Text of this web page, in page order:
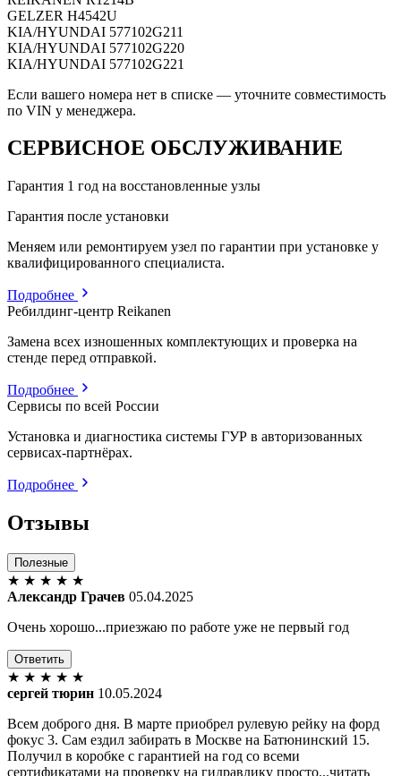
GELZER H4542U
KIA/HYUNDAI 577102G211
KIA/HYUNDAI 577102G220
KIA/HYUNDAI 577102G221
Если вашего номера нет в списке — уточните совместимость
по VIN у менеджера.
СЕРВИСНОЕ ОБСЛУЖИВАНИЕ
Гарантия 1 год на восстановленные узлы
Гарантия после установки
Меняем или ремонтируем узел по гарантии при установке у
квалифицированного специалиста.
Подробнее
Ребилдинг-центр Reikanen
Замена всех изношенных комплектующих и проверка на
стенде перед отправкой.
Подробнее
Сервисы по всей России
Установка и диагностика системы ГУР в авторизованных
сервисах-партнёрах.
Подробнее
Отзывы
Полезные
★ ★ ★ ★ ★
Александр Грачев 05.04.2025
Очень хорошо...приезжаю по работе уже не первый год
Ответить
★ ★ ★ ★ ★
сергей тюрин 10.05.2024
Всем доброго дня. В марте приобрел рулевую рейку на форд
фокус 3. Сам ездил забирать в Москве на Батюнинский 15.
Получил в коробке с гарантией на год со всеми
сертификатами на проверку на гидравлику просто...читать